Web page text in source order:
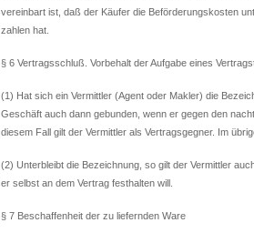
vereinbart ist, daß der Käufer die Beförderungskosten
zahlen hat.
§ 6 Vertragsschluß. Vorbehalt der Aufgabe eines
(1) Hat sich ein Vermittler (Agent oder Makler) die
Geschäft auch dann gebunden, wenn er gegen den
diesem Fall gilt der Vermittler als Vertragsgegner. Im
(2) Unterbleibt die Bezeichnung, so gilt der Vermittler
er selbst an dem Vertrag festhalten will.
§ 7 Beschaffenheit der zu liefernden Ware